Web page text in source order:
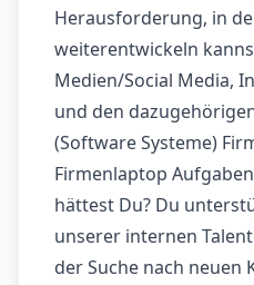
Herausforderung, in
weiterentwickeln
Medien/Social Media,
und den
(Software Systeme)
Firmenlaptop
hättest Du? Du
unserer internen
der Suche nach